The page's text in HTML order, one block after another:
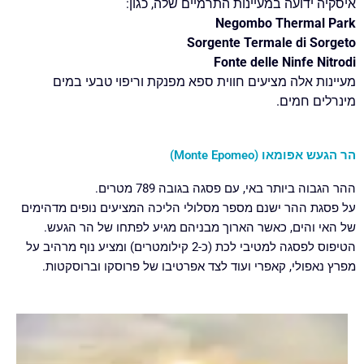
איסקיה ידועה במעיינות התרמיים שלה, כגון:
Negombo Thermal Park
Sorgente Termale di Sorgeto
Fonte delle Ninfe Nitrodi
מעיינות אלה מציעים חווית ספא מפנקת וריפוי טבעי במים
מינרלים חמים.
הר הגעש אפומאו (Monte Epomeo)
ההר הגבוה ביותר באי, עם פסגה בגובה 789 מטרים.
על פסגת ההר ישנם מספר מסלולי הליכה המציעים נופים מדהימים
של האי והים, כאשר הארוך מבניהם מגיע לפתחו של הר הגעש.
הטיפוס לפסגה למטיבי לכת (כ-2 קילומטרים) ומציע נוף מרהיב על
מפרץ נאפולי, קאפרי ועוד לצד אפרטיבו של פרוסקו וברוסקטות.